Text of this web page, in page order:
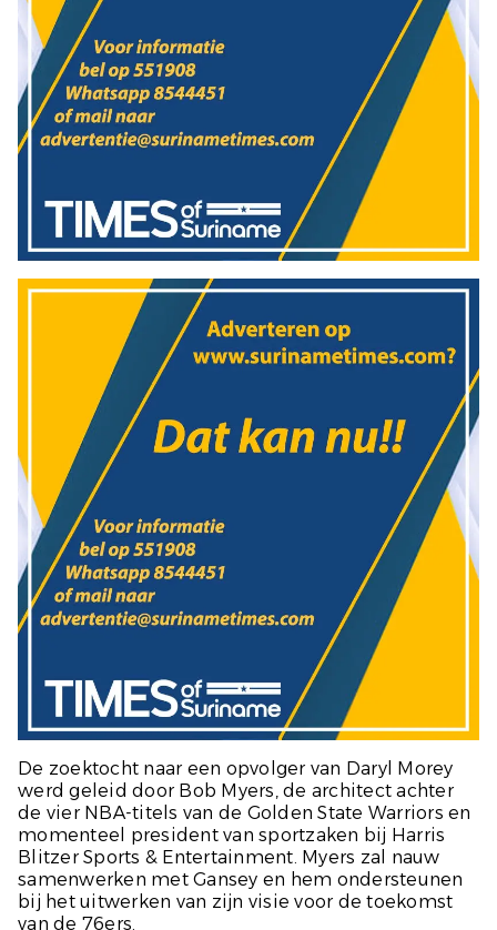
De zoektocht naar een opvolger van Daryl Morey
werd geleid door Bob Myers, de architect achter
de vier NBA-titels van de Golden State Warriors en
momenteel president van sportzaken bij Harris
Blitzer Sports & Entertainment. Myers zal nauw
samenwerken met Gansey en hem ondersteunen
bij het uitwerken van zijn visie voor de toekomst
van de 76ers.